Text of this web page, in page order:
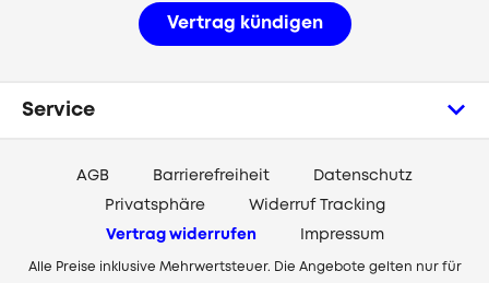
Vertrag kündigen
Service
AGB Barrierefreiheit Datenschutz
Privatsphäre Widerruf Tracking
Vertrag widerrufen Impressum
Alle Preise inklusive Mehrwertsteuer. Die Angebote gelten nur für